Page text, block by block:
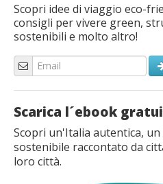
Scopri idee di viaggio eco-
consigli per vivere green,
sostenibili e molto altro!
Scarica l´ebook
Scopri un'Italia autentica,
sostenibile raccontato da
loro città.